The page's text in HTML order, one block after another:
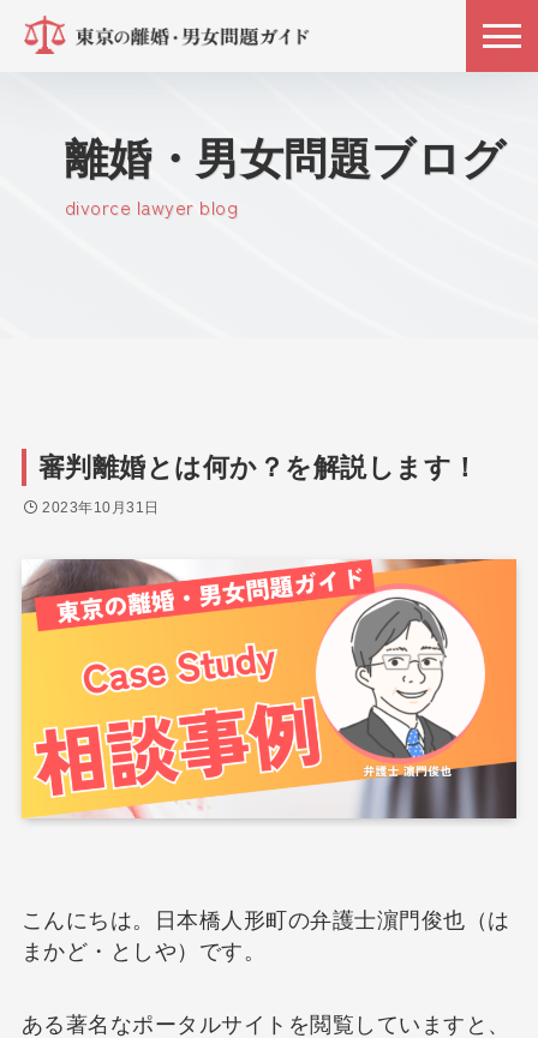
離婚・男女問題ブログ
divorce lawyer blog
審判離婚とは何か？を解説します！
2023年10月31日
こんにちは。日本橋人形町の弁護士濵門俊也（は
まかど・としや）です。
ある著名なポータルサイトを閲覧していますと、